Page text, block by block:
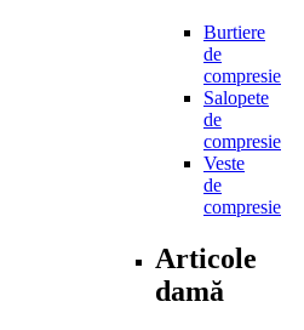
Burtiere
de
compresie
Salopete
de
compresie
Veste
de
compresie
Articole
damă